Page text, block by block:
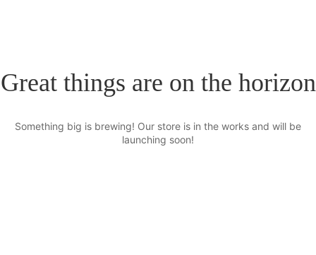
Great things are on the horizon
Something big is brewing! Our store is in the works and will be
launching soon!